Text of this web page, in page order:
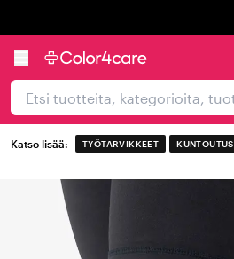
Katso lisää: TYÖTARVIKKEET KUNTOUTUS